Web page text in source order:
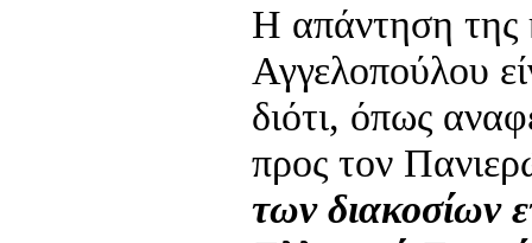
Η απάντηση της
Αγγελοπούλου
διότι, όπως
προς τον
των διακοσίων